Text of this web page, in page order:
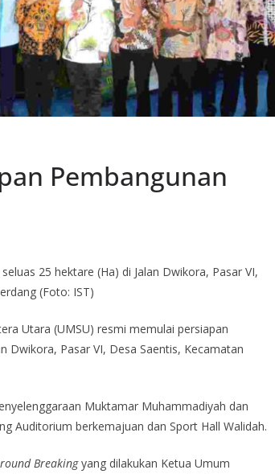
Pembangunan
25 hektare (Ha) di Jalan Dwikora, Pasar VI,
(Foto: IST)
Utara (UMSU) resmi memulai persiapan
Dwikora, Pasar VI, Desa Saentis, Kecamatan
Muktamar Muhammadiyah dan
Auditorium berkemajuan dan Sport Hall Walidah.
Breakingyang dilakukan Ketua Umum